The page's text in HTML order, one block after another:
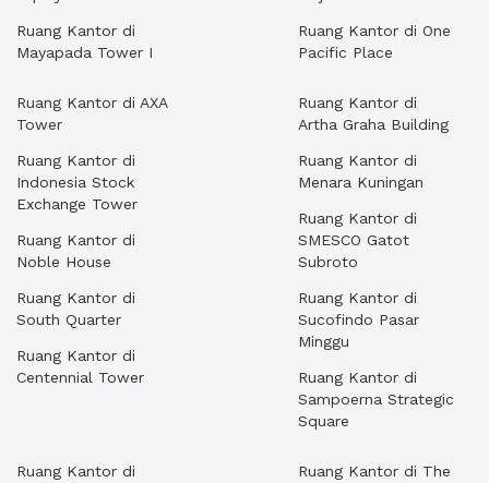
Ruang Kantor di
Mayapada Tower I
Ruang Kantor di One
Pacific Place
Ruang Kantor di AXA
Tower
Ruang Kantor di
Indonesia Stock
Exchange Tower
Ruang Kantor di
Noble House
Ruang Kantor di
South Quarter
Ruang Kantor di
Centennial Tower
Ruang Kantor di
Artha Graha Building
Ruang Kantor di
Menara Kuningan
Ruang Kantor di
SMESCO Gatot
Subroto
Ruang Kantor di
Sucofindo Pasar
Minggu
Ruang Kantor di
Sampoerna Strategic
Square
Ruang Kantor di
Ruang Kantor di The